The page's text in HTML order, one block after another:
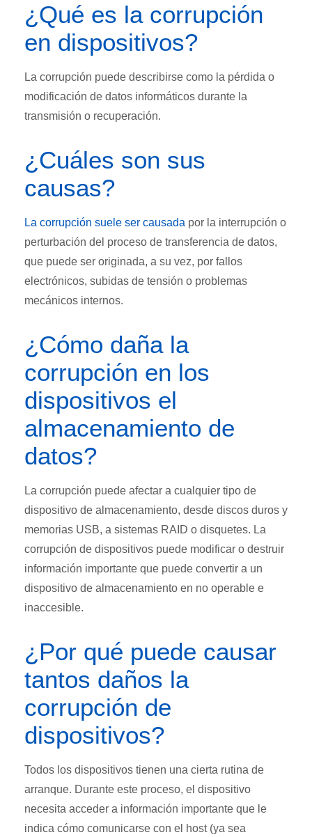
¿Qué es la corrupción
en dispositivos?
La corrupción puede describirse como la pérdida o
modificación de datos informáticos durante la
transmisión o recuperación.
¿Cuáles son sus
causas?
La corrupción suele ser causada por la interrupción o
perturbación del proceso de transferencia de datos,
que puede ser originada, a su vez, por fallos
electrónicos, subidas de tensión o problemas
mecánicos internos.
¿Cómo daña la
corrupción en los
dispositivos el
almacenamiento de
datos?
La corrupción puede afectar a cualquier tipo de
dispositivo de almacenamiento, desde discos duros y
memorias USB, a sistemas RAID o disquetes. La
corrupción de dispositivos puede modificar o destruir
información importante que puede convertir a un
dispositivo de almacenamiento en no operable e
inaccesible.
¿Por qué puede causar
tantos daños la
corrupción de
dispositivos?
Todos los dispositivos tienen una cierta rutina de
arranque. Durante este proceso, el dispositivo
necesita acceder a información importante que le
indica cómo comunicarse con el host (ya sea